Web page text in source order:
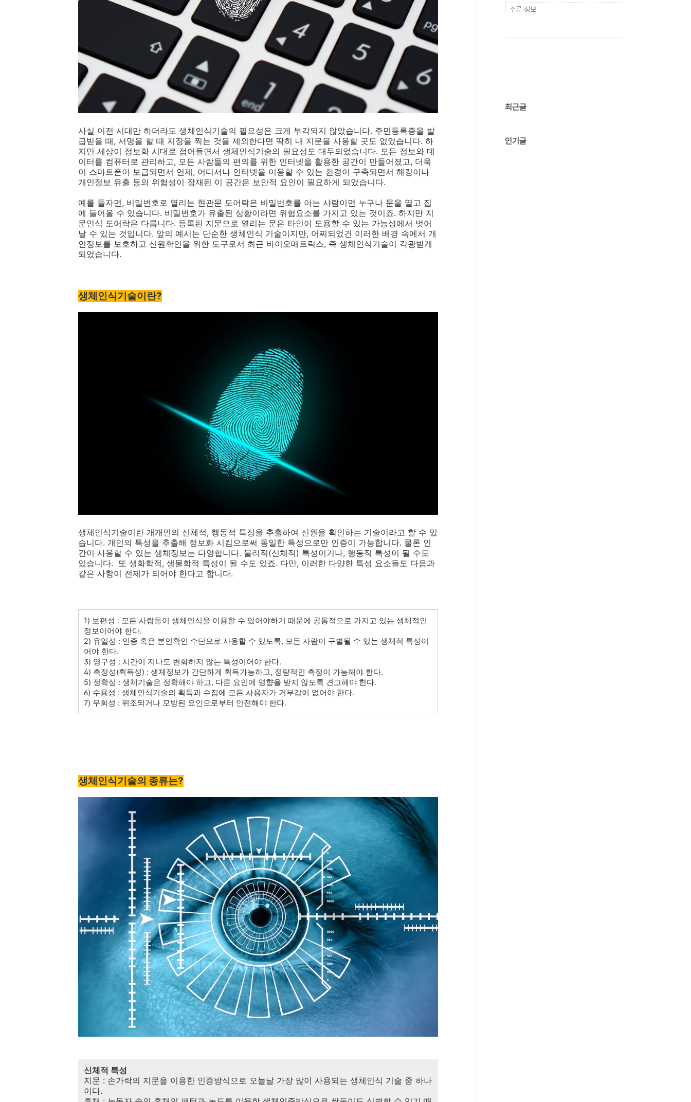
사실 이전 시대만 하더라도 생체인식기술의 필요성은 크게 부각되지 않았습니다. 주민등록증을 발
급받을 때, 서명을 할 때 지장을 찍는 것을 제외한다면 딱히 내 지문을 사용할 곳도 없었습니다. 하
지만 세상이 정보화 시대로 접어들면서 생체인식기술의 필요성도 대두되었습니다. 모든 정보와 데
이터를 컴퓨터로 관리하고, 모든 사람들의 편의를 위한 인터넷을 활용한 공간이 만들어졌고, 더욱
이 스마트폰이 보급되면서 언제, 어디서나 인터넷을 이용할 수 있는 환경이 구축되면서 해킹이나
개인정보 유출 등의 위험성이 잠재된 이 공간은 보안적 요인이 필요하게 되었습니다.
예를 들자면, 비밀번호로 열리는 현관문 도어락은 비밀번호를 아는 사람이면 누구나 문을 열고 집
에 들어올 수 있습니다. 비밀번호가 유출된 상황이라면 위험요소를 가지고 있는 것이죠. 하지만 지
문인식 도어락은 다릅니다. 등록된 지문으로 열리는 문은 타인이 도용할 수 있는 가능성에서 벗어
날 수 있는 것입니다. 앞의 예시는 단순한 생체인식 기술이지만, 어찌되었건 이러한 배경 속에서 개
인정보를 보호하고 신원확인을 위한 도구로서 최근 바이오매트릭스, 즉 생체인식기술이 각광받게
되었습니다.
생체인식기술이란?
생체인식기술이란 개개인의 신체적, 행동적 특징을 추출하여 신원을 확인하는 기술이라고 할 수 있
습니다. 개인의 특성을 추출해 정보화 시킴으로써 동일한 특성으로만 인증이 가능합니다. 물론 인
간이 사용할 수 있는 생체정보는 다양합니다. 물리적(신체적) 특성이거나, 행동적 특성이 될 수도
있습니다. 또 생화학적, 생물학적 특성이 될 수도 있죠. 다만, 이러한 다양한 특성 요소들도 다음과
같은 사항이 전제가 되어야 한다고 합니다.
1) 보편성 : 모든 사람들이 생체인식을 이용할 수 있어야하기 때문에 공통적으로 가지고 있는 생체적인
정보이어야 한다.
2) 유일성 : 인증 혹은 본인확인 수단으로 사용할 수 있도록, 모든 사람이 구별될 수 있는 생체적 특성이
어야 한다.
3) 영구성 : 시간이 지나도 변화하지 않는 특성이어야 한다.
4) 측정성(획득성) : 생체정보가 간단하게 획득가능하고, 정량적인 측정이 가능해야 한다.
5) 정확성 : 생체기술은 정확해야 하고, 다른 요인에 영향을 받지 않도록 견고해야 한다.
6) 수용성 : 생체인식기술의 획득과 수집에 모든 사용자가 거부감이 없어야 한다.
7) 우회성 : 위조되거나 모방된 요인으로부터 안전해야 한다.
생체인식기술의 종류는?
신체적 특성
지문 : 손가락의 지문을 이용한 인증방식으로 오늘날 가장 많이 사용되는 생체인식 기술 중 하나
이다.
주류 정보
최근글
인기글